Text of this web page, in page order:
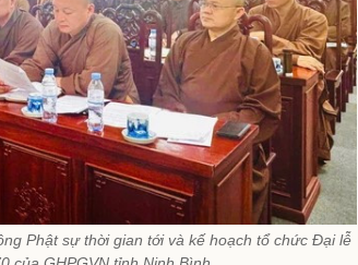
Phật sự thời gian tới và kế hoạch tổ chức Đại lễ